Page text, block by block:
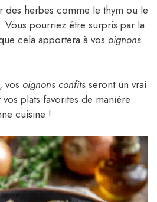
des herbes comme le thym ou le
Vous pourriez être surpris par la
cela apportera à vos oignons
vos oignons confits seront un vrai
plats favorites de manière
cuisine !